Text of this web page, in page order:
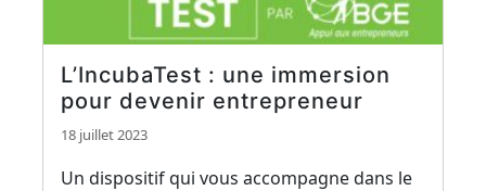
L’IncubaTest : une immersion
pour devenir entrepreneur
18 juillet 2023
Un dispositif qui vous accompagne dans le